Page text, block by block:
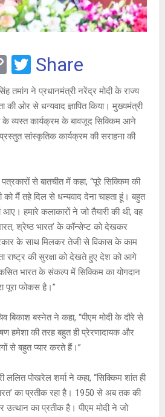
C
o
py
Li
n
T
wi
tt
er
Share
तमांग ने प्रधानमंत्री नरेंद्र मोदी के राज्य
की ओर से धन्यवाद ज्ञापित किया। मुख्यमंत्री
के व्यस्त कार्यक्रम के बावजूद सिक्किम आने
सांस्कृतिक कार्यक्रम की सराहना की
से बातचीत में कहा, “पूरे सिक्किम की
मैं तहे दिल से धन्यवाद देना चाहता हूं। बहुत
हमारे कलाकारों ने जो तैयारी की थी, वह
श्रेष्ठ भारत’ के कॉन्सेप्ट को देखकर
के साथ मिलकर तेजी से विकास के काम
राष्ट्र की सुरक्षा को देखते हुए देश को आगे
भारत के संकल्प में सिक्किम का योगदान
पूरा फोकस है।”
बिकाश बस्नेत ने कहा, “पीएम मोदी के दौरे से
हमेशा की तरह बहुत ही प्रेरणादायक और
से बहुत प्यार करते हैं।”
ललित पोखरेल शर्मा ने कहा, “सिक्किम शांत ही
का प्रतीक रहा है। 1950 से अब तक की
उत्थान का प्रतीक है। पीएम मोदी ने जो